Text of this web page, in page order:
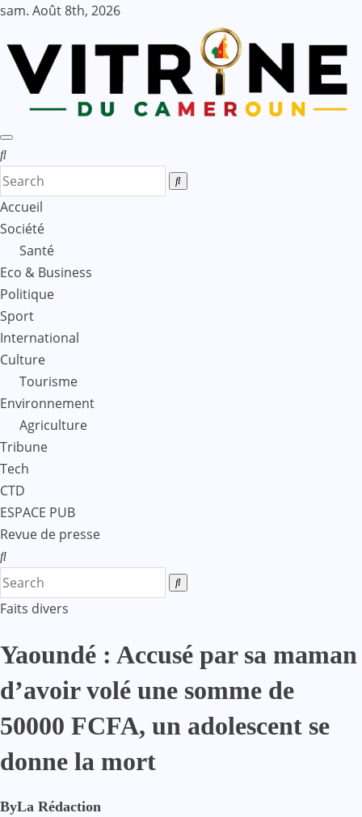
Skip
content
sam. Août 8th, 2026
Accueil
Société
Santé
Eco & Business
Politique
Sport
International
Culture
Tourisme
Environnement
Agriculture
Tribune
Tech
CTD
ESPACE PUB
Revue de presse
Faits divers
Yaoundé : Accusé par sa maman
d’avoir volé une somme de
50000 FCFA, un adolescent se
donne la mort
ByLa Rédaction